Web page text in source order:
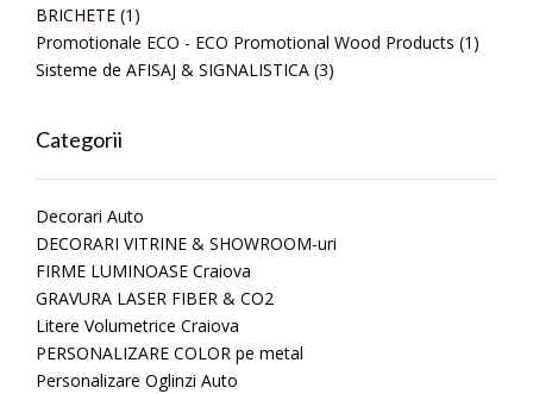
BRICHETE (1)
Promotionale ECO - ECO Promotional Wood Products (1)
Sisteme de AFISAJ & SIGNALISTICA (3)
Categorii
Decorari Auto
DECORARI VITRINE & SHOWROOM-uri
FIRME LUMINOASE Craiova
GRAVURA LASER FIBER & CO2
Litere Volumetrice Craiova
PERSONALIZARE COLOR pe metal
Personalizare Oglinzi Auto